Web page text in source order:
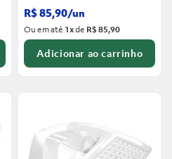
R$85,90/un
Ou em até 1xde R$ 85,90
Adicionar ao carrinho